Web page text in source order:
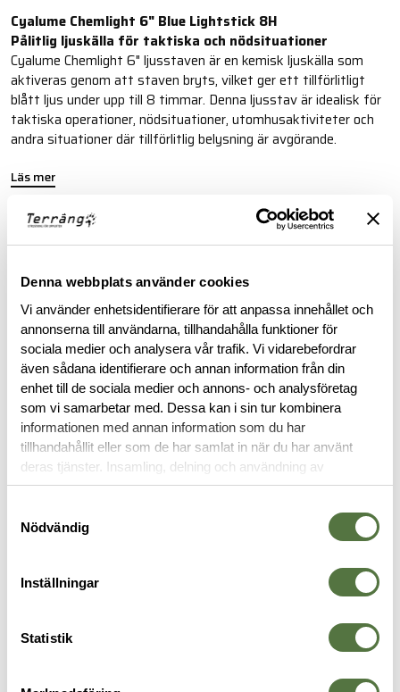
Denna webbplats använder cookies
Vi använder enhetsidentifierare för att anpassa innehållet och
annonserna till användarna, tillhandahålla funktioner för
sociala medier och analysera vår trafik. Vi vidarebefordrar
även sådana identifierare och annan information från din
enhet till de sociala medier och annons- och analysföretag
som vi samarbetar med. Dessa kan i sin tur kombinera
informationen med annan information som du har
tillhandahållit eller som de har samlat in när du har använt
deras tjänster. Insamling, delning och användning av
personuppgifter kan användas för personalisering av
Nödvändig
Inställningar
Statistik
Cyalume Chemlight 6" Blue Lightstick 8H
Pålitlig ljuskälla för taktiska och nödsituationer
Cyalume Chemlight 6" ljusstaven är en kemisk ljuskälla som
aktiveras genom att staven bryts, vilket ger ett tillförlitligt
blått ljus under upp till 8 timmar. Denna ljusstav är idealisk för
taktiska operationer, nödsituationer, utomhusaktiviteter och
andra situationer där tillförlitlig belysning är avgörande.
Läs mer
FINNS I FÖLJANDE FÄRGER
BESKRIVNING
RECENSIONER
LIGHTSTICKS